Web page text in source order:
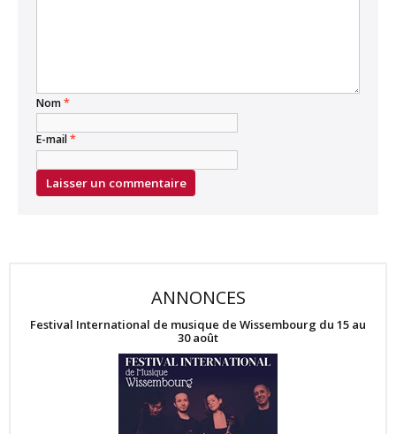
Nom*
E-mail*
ANNONCES
Festival International de musique de Wissembourg du 15 au
30 août